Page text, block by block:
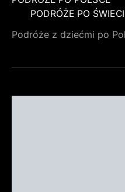
PODRÓŻE PO
Podróże z dziećmi po